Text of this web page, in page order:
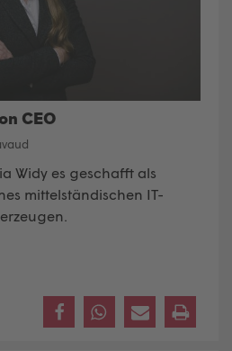
CEO
Widy es geschafft als
mittelständischen IT-